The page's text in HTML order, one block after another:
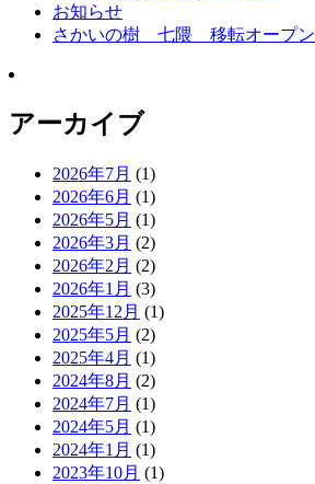
お知らせ
さかいの樹 七隈 移転オープン
アーカイブ
2026年7月 (1)
2026年6月 (1)
2026年5月 (1)
2026年3月 (2)
2026年2月 (2)
2026年1月 (3)
2025年12月 (1)
2025年5月 (2)
2025年4月 (1)
2024年8月 (2)
2024年7月 (1)
2024年5月 (1)
2024年1月 (1)
2023年10月 (1)